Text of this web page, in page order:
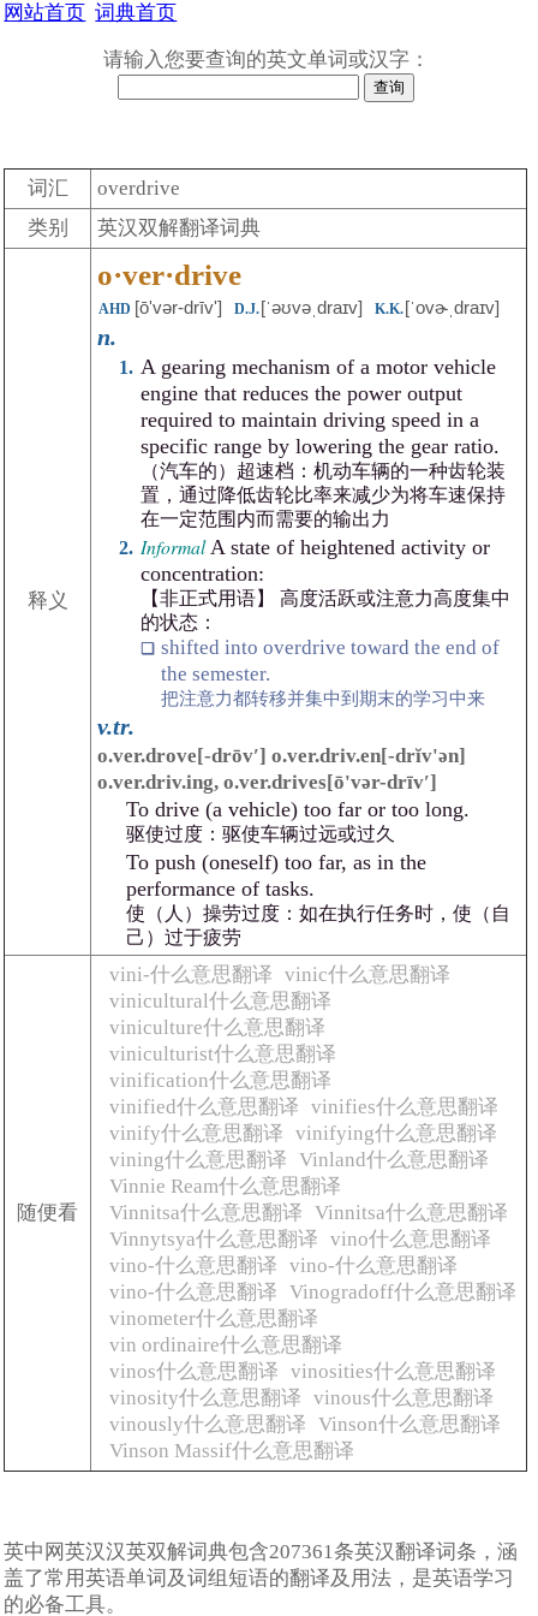
网站首页 词典首页
请输入您要查询的英文单词或汉字：
词汇
overdrive
类别
英汉双解翻译词典
释义
o·ver·drive
AHD [ōʹvər-drīv'] D.J.[ˈəʊvəˌdraɪv] K.K.[ˈovɚˌdraɪv]
n.
A gearing mechanism of a motor vehicle
engine that reduces the power output
required to maintain driving speed in a
specific range by lowering the gear ratio.
（汽车的）超速档：机动车辆的一种齿轮装
置，通过降低齿轮比率来减少为将车速保持
在一定范围内而需要的输出力
InformalA state of heightened activity or
concentration:
【非正式用语】 高度活跃或注意力高度集中
的状态：
shifted into overdrive toward the end of
the semester.
把注意力都转移并集中到期末的学习中来
v.tr.
o.ver.drove[-drōvʹ] o.ver.driv.en[-drĭv'ən]
o.ver.driv.ing, o.ver.drives[ō'vər-drīvʹ]
To drive (a vehicle) too far or too long.
驱使过度：驱使车辆过远或过久
To push (oneself) too far, as in the
performance of tasks.
使（人）操劳过度：如在执行任务时，使（自
己）过于疲劳
随便看
vini-什么意思翻译 vinic什么意思翻译
vinicultural什么意思翻译
viniculture什么意思翻译
viniculturist什么意思翻译
vinification什么意思翻译
vinified什么意思翻译 vinifies什么意思翻译
vinify什么意思翻译 vinifying什么意思翻译
vining什么意思翻译 Vinland什么意思翻译
Vinnie Ream什么意思翻译
Vinnitsa什么意思翻译 Vinnitsa什么意思翻译
Vinnytsya什么意思翻译 vino什么意思翻译
vino-什么意思翻译 vino-什么意思翻译
vino-什么意思翻译 Vinogradoff什么意思翻译
vinometer什么意思翻译
vin ordinaire什么意思翻译
vinos什么意思翻译 vinosities什么意思翻译
vinosity什么意思翻译 vinous什么意思翻译
vinously什么意思翻译 Vinson什么意思翻译
Vinson Massif什么意思翻译
英中网英汉汉英双解词典包含207361条英汉翻译词条，涵
盖了常用英语单词及词组短语的翻译及用法，是英语学习
的必备工具。